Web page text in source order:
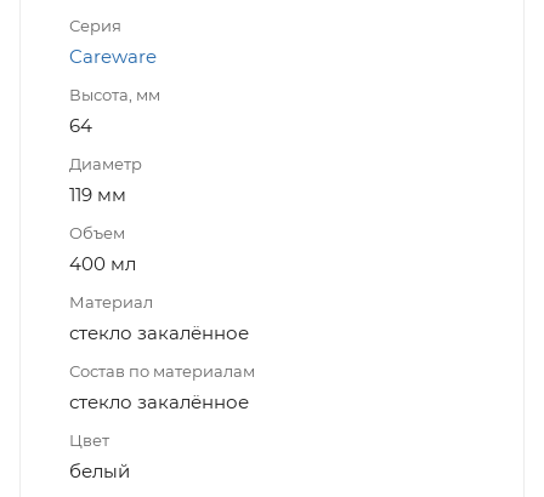
Серия
Careware
Высота, мм
64
Диаметр
119 мм
Объем
400 мл
Материал
стекло закалённое
Состав по материалам
стекло закалённое
Цвет
белый